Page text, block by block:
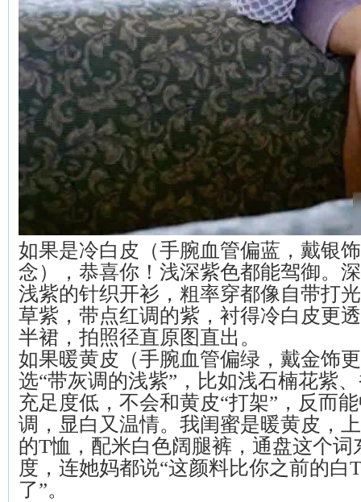
如果是冷白皮（手腕血管偏蓝，戴银
念），恭喜你！浅深紫色都能驾御。
浅紫的针织开衫，粗率穿都像自带打
草紫，带点红调的紫，衬得冷白皮更
半裙，拍照径直原图直出。
如果暖黄皮（手腕血管偏绿，戴金饰
选“带灰调的浅紫”，比如浅石楠花紫
充足度低，不会和黄皮“打架”，反而
调，显白又温情。我闺蜜是暖黄皮，
的T恤，配米白色阔腿裤，通盘这个词
度，连她妈都说“这颜料比你之前的白
了”。